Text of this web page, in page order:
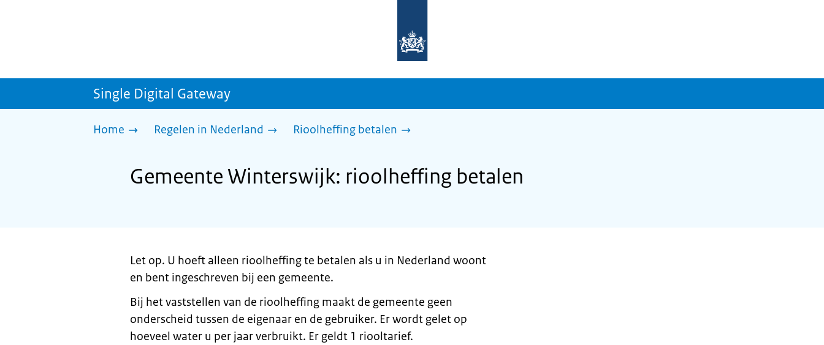
homepage
sdg.rijksoverheid.nl
Single Digital Gateway
Home Regelen in Nederland Rioolheffing betalen
Gemeente Winterswijk: rioolheffing betalen
Let op. U hoeft alleen rioolheffing te betalen als u in Nederland woont
en bent ingeschreven bij een gemeente.
Bij het vaststellen van de rioolheffing maakt de gemeente geen
onderscheid tussen de eigenaar en de gebruiker. Er wordt gelet op
hoeveel water u per jaar verbruikt. Er geldt 1 riooltarief.